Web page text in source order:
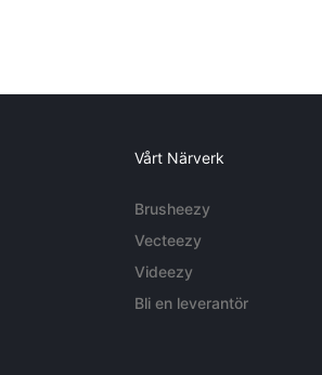
Vårt Närverk
Brusheezy
Vecteezy
Videezy
Bli en leverantör